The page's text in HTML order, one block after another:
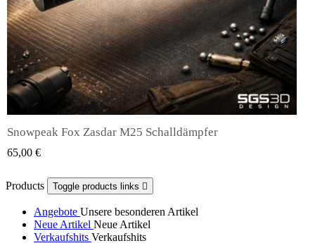
QUICK VIEW
Snowpeak Fox Zasdar M25 Schalldämpfer
65,00 €
Products Toggle products links 
Angebote Unsere besonderen Artikel
Neue Artikel Neue Artikel
Verkaufshits Verkaufshits